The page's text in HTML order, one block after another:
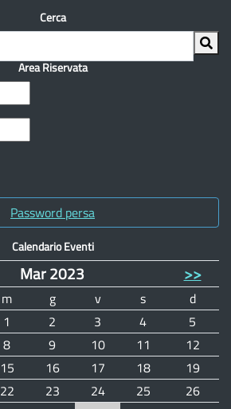
Cerca
Area Riservata
Password persa
Calendario Eventi
Mar 2023 >>
m g v s
d
1 2 3 4
5
8 9 10 11
12
15 16 17 18
19
22 23 24 25
26